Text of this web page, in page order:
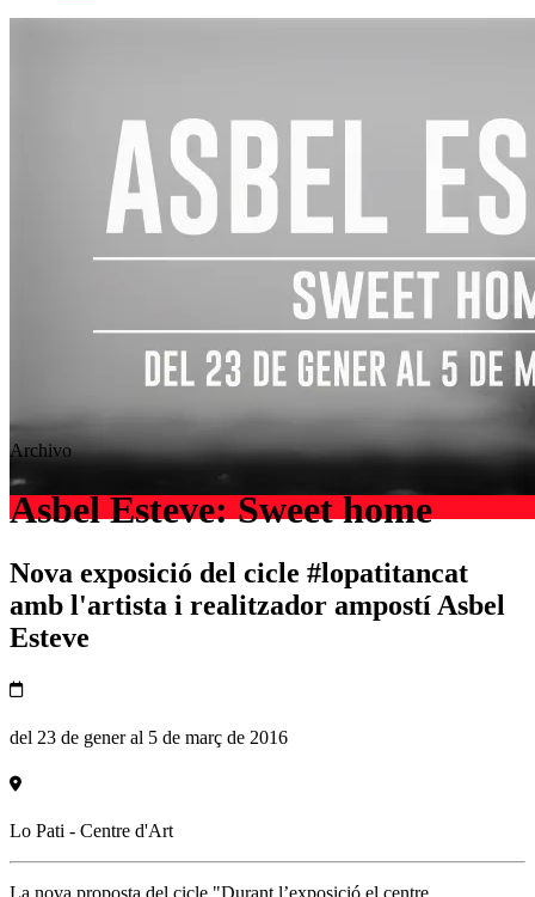
Archivo
Asbel Esteve: Sweet home
Nova exposició del cicle #lopatitancat
amb l'artista i realitzador ampostí Asbel
Esteve
del 23 de gener al 5 de març de 2016
Lo Pati - Centre d'Art
La nova proposta del cicle "Durant l’exposició el centre